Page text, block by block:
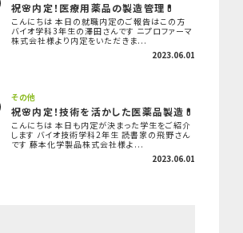
祝🌸内定！医療用薬品の製造管理💊
こんにちは 本日の就職内定のご報告はこの方
バイオ学科3年生の澤田さんです ニプロファーマ
株式会社様より内定をいただきま...
2023.06.01
その他
祝🌸内定！技術を活かした医薬品製造💊
こんにちは 本日も内定が決まった学生をご紹介
します バイオ技術学科2年生 読書家の飛野さん
です 藤本化学製品株式会社様よ...
2023.06.01